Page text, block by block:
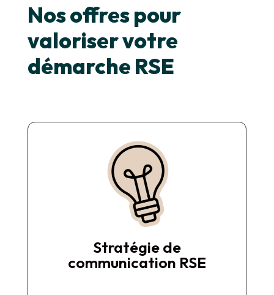
Nos offres pour
valoriser votre
démarche RSE
Stratégie de
communication RSE